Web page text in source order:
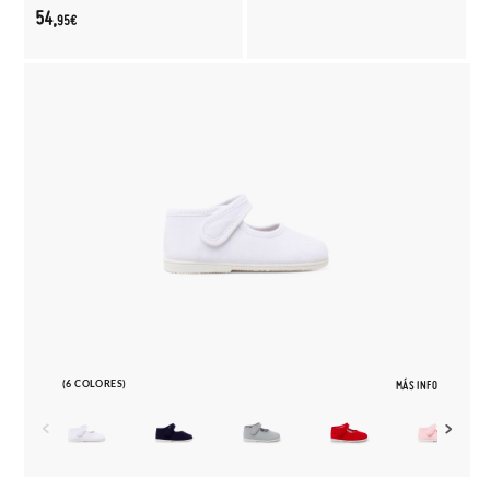
54,95€
(6 COLORES) MÁS INFO